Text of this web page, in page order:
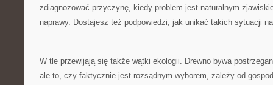
zdiagnozować przyczynę, kiedy problem jest naturalnym
naprawy. Dostajesz też podpowiedzi, jak unikać takich sytuacji
W tle przewijają się także wątki ekologii. Drewno bywa
ale to, czy faktycznie jest rozsądnym wyborem, zależy od